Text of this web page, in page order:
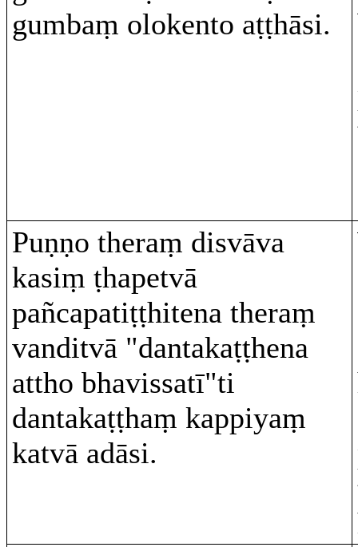
gumbaṃ olokento aṭṭhāsi.
Puṇṇo theraṃ disvāva
kasiṃ ṭhapetvā
pañcapatiṭṭhitena theraṃ
vanditvā "dantakaṭṭhena
attho bhavissatī"ti
dantakaṭṭhaṃ kappiyaṃ
katvā adāsi.